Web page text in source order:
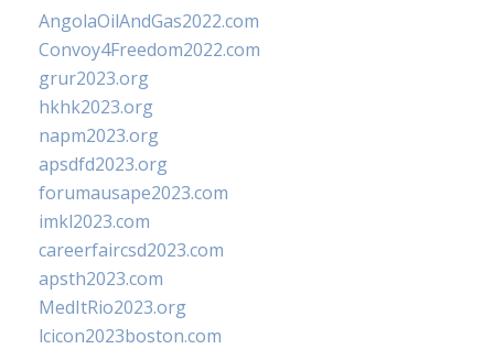
AngolaOilAndGas2022.com
Convoy4Freedom2022.com
grur2023.org
hkhk2023.org
napm2023.org
apsdfd2023.org
forumausape2023.com
imkl2023.com
careerfaircsd2023.com
apsth2023.com
MedItRio2023.org
lcicon2023boston.com